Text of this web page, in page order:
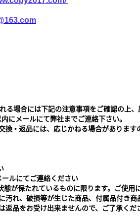
る場合には下記の注意事項をご確認の上、
にメールにて弊社までご連絡下さい。
換 • 返品には、応じかねる場合があります
ルにてご連絡ください
態が保たれているものに限ります。ご使用
汚れ、破損等が生じた商品、付属品付き商
返品をお受け出来ませんので、ご了承くだ